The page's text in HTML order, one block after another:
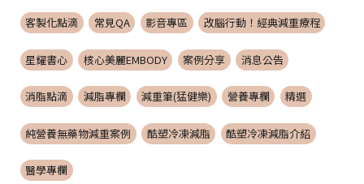
客製化點滴 常見QA 影音專區 改腦行動！經典減重療程
星耀書心 核心美麗EMBODY 案例分享 消息公告
消脂點滴 減脂專欄 減重筆(猛健樂) 營養專欄 精選
純營養無藥物減重案例 酷塑冷凍減脂 酷塑冷凍減脂介紹
醫學專欄